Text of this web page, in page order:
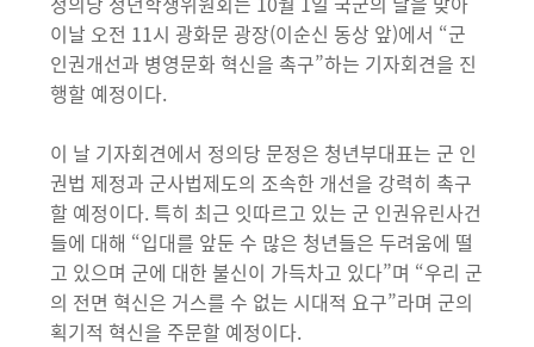
이날 오전 11시 광화문 광장(이순신 동상 앞)에서 “군
인권개선과 병영문화 혁신을 촉구”하는 기자회견을 진
행할 예정이다.
이 날 기자회견에서 정의당 문정은 청년부대표는 군 인
권법 제정과 군사법제도의 조속한 개선을 강력히 촉구
할 예정이다. 특히 최근 잇따르고 있는 군 인권유린사건
들에 대해 “입대를 앞둔 수 많은 청년들은 두려움에 떨
고 있으며 군에 대한 불신이 가득차고 있다”며 “우리 군
의 전면 혁신은 거스를 수 없는 시대적 요구”라며 군의
획기적 혁신을 주문할 예정이다.